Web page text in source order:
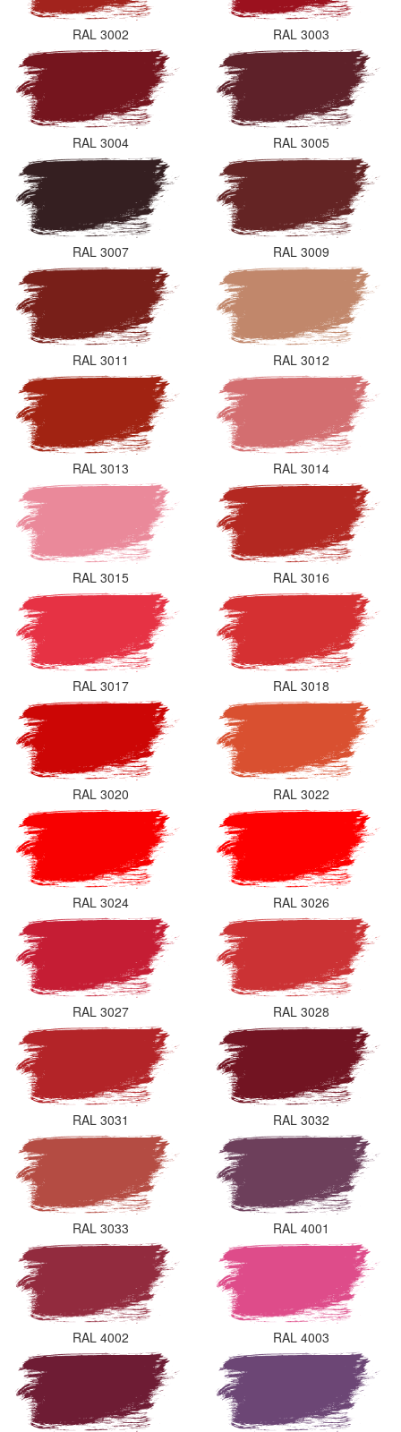
RAL 3002 RAL 3003
RAL 3004 RAL 3005
RAL 3007 RAL 3009
RAL 3011 RAL 3012
RAL 3013 RAL 3014
RAL 3015 RAL 3016
RAL 3017 RAL 3018
RAL 3020 RAL 3022
RAL 3024 RAL 3026
RAL 3027 RAL 3028
RAL 3031 RAL 3032
RAL 3033 RAL 4001
RAL 4002 RAL 4003